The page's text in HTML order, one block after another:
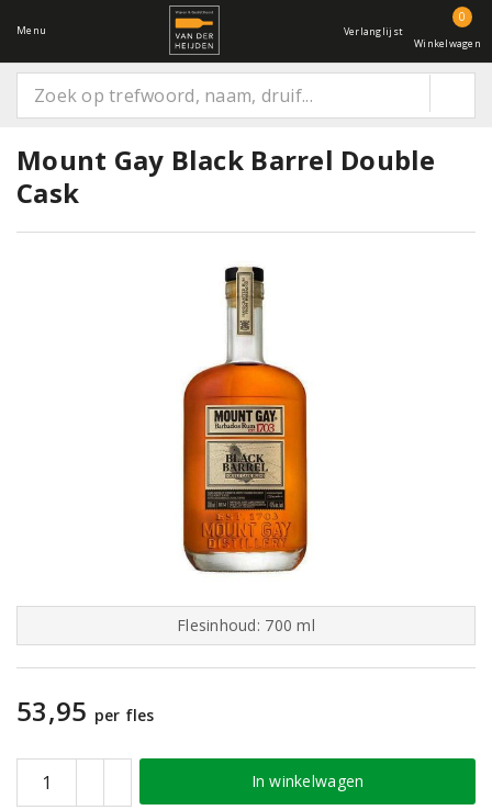
Menu Verlanglijst
0
Winkelwagen
Mount Gay Black Barrel Double
Cask
Flesinhoud: 700 ml
53,95 per fles
In winkelwagen